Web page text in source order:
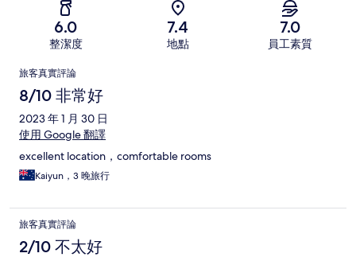
6.0
整潔度
7.4
地點
7.0
員工素質
評
論
旅客真實評論
8/10 非常好
2023 年 1 月 30 日
使用 Google 翻譯
excellent location，comfortable rooms
Kaiyun，3 晚旅行
旅客真實評論
2/10 不太好